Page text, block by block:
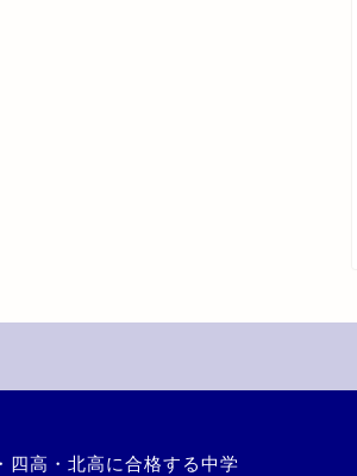
四高・北高に合格する中学